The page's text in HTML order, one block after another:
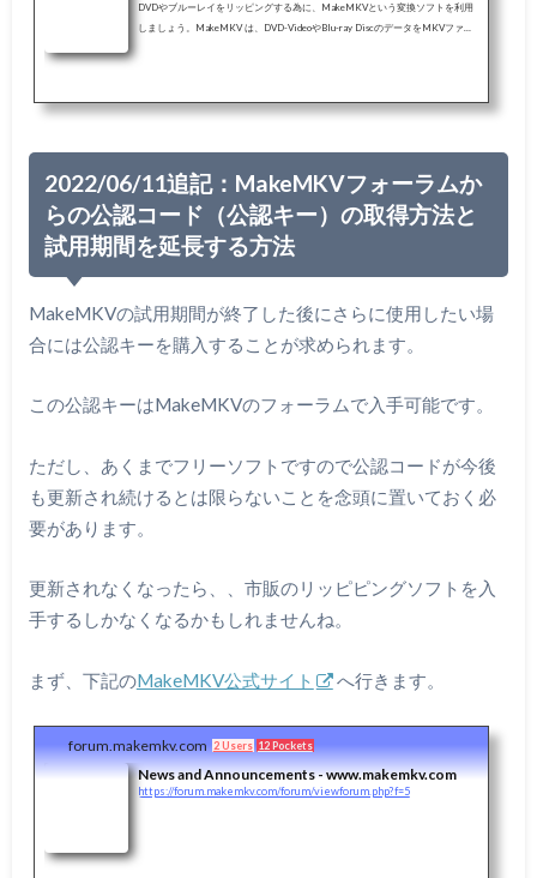
DVDやブルーレイをリッピングする為に、MakeMKVという変換ソフトを利用
しましょう。MakeMKV は、DVD-VideoやBlu-ray DiscのデータをMKVファイ
2022/06/11追記：MakeMKVフォーラムか
らの公認コード（公認キー）の取得方法と
試用期間を延長する方法
MakeMKVの試用期間が終了した後にさらに使用したい場
合には公認キーを購入することが求められます。
この公認キーはMakeMKVのフォーラムで入手可能です。
ただし、あくまでフリーソフトですので公認コードが今後
も更新され続けるとは限らないことを念頭に置いておく必
要があります。
更新されなくなったら、、市販のリッピピングソフトを入
手するしかなくなるかもしれませんね。
まず、下記のMakeMKV公式サイト へ行きます。
forum.makemkv.com 2 Users 12 Pockets
News and Announcements - www.makemkv.com
https://forum.makemkv.com/forum/viewforum.php?f=5